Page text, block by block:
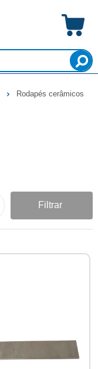
Rodapés cerâmicos
Filtrar